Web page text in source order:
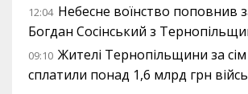
12:04 Небесне воїнство поповнив
Богдан Сосінський з
09:10 Жителі Тернопільщини за сім
сплатили понад 1,6 млрд грн